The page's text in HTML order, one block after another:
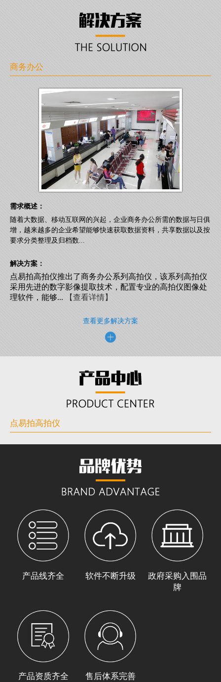
商务办公
需求概述：
随着大数据、移动互联网的兴起，企业商务办公所需的数据与日俱
增，越来越多的企业希望能够快速获取数据资料，共享数据以及按
要求分类整理及归档数...
解决方案：
点易拍高拍仪推出了商务办公系列高拍仪，该系列高拍仪
采用先进的数字影像提取技术，配置专业的高拍仪图像处
理软件，能够...【查看详情】
查看更多解决方案
点易拍高拍仪
产品线齐全 软件不断升级
政府采购入围品
牌
产品资质齐全 售后体系完善